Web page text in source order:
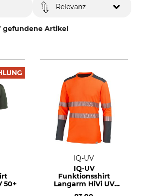
gefundene Artikel
Relevanz
50+
IQ-UV
IQ-UV
Funktionsshirt
Langarm HiVi UV